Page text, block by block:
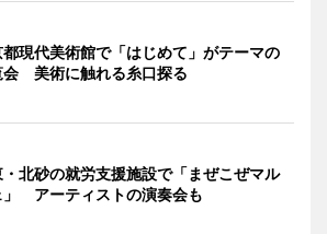
現代美術館で「はじめて」がテーマの
会 美術に触れる糸口探る
北砂の就労支援施設で「まぜこぜマル
」 アーティストの演奏会も